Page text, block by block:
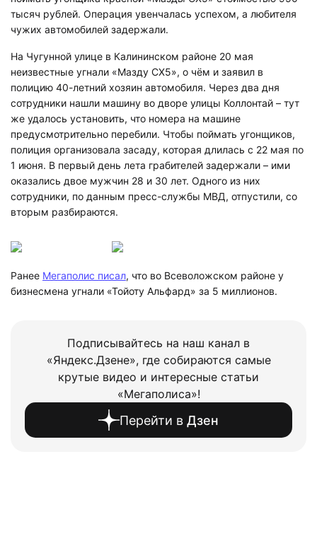
тысяч рублей. Операция увенчалась успехом, а любителя
чужих автомобилей задержали.
На Чугунной улице в Калининском районе 20 мая
неизвестные угнали «Мазду СХ5», о чём и заявил в
полицию 40-летний хозяин автомобиля. Через два дня
сотрудники нашли машину во дворе улицы Коллонтай – тут
же удалось установить, что номера на машине
предусмотрительно перебили. Чтобы поймать угонщиков,
полиция организовала засаду, которая длилась с 22 мая по
1 июня. В первый день лета грабителей задержали – ими
оказались двое мужчин 28 и 30 лет. Одного из них
сотрудники, по данным пресс-службы МВД, отпустили, со
вторым разбираются.
Ранее Мегаполис писал, что во Всеволожском районе у
бизнесмена угнали «Тойоту Альфард» за 5 миллионов.
Подписывайтесь на наш канал в
«Яндекс.Дзене», где собираются самые
крутые видео и интересные статьи
«Мегаполиса»!
Перейти в Дзен